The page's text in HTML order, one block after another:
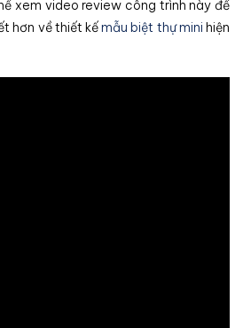
xem video review công trình này để
hơn về thiết kếmẫu biệt thự mini hiện